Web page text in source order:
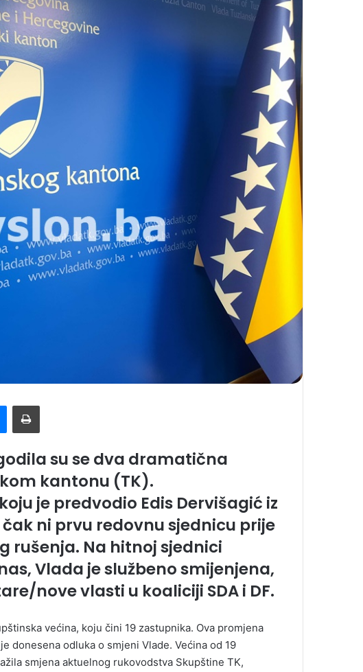
su se dva dramatična
kantonu (TK).
je predvodio Edis Dervišagić iz
ni prvu redovnu sjednicu prije
rušenja. Na hitnoj sjednici
Vlada je službeno smijenjena,
nove vlasti u koaliciji SDA i DF.
većina, koju čini 19 zastupnika. Ova promjena
donesena odluka o smjeni Vlade. Većina od 19
smjena aktuelnog rukovodstva Skupštine TK,